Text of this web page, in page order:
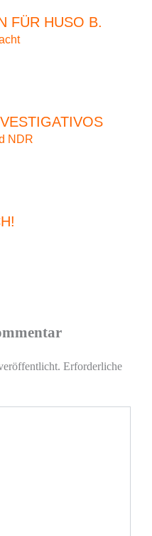
FÜR HUSO B.
NDR
Erforderliche